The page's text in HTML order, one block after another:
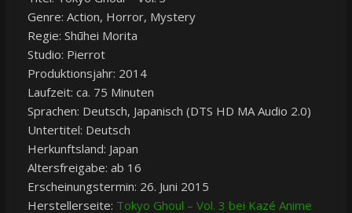
Genre: Action, Horror, Mystery
Regie: Shūhei Morita
Studio: Pierrot
Produktionsjahr: 2014
Laufzeit: ca. 75 Minuten
Sprachen: Deutsch, Japanisch (DTS HD MA Audio 2.0)
Untertitel: Deutsch
Herkunftsland: Japan
Altersfreigabe: ab 16
Erscheinungstermin: 26. Juni 2015
Herstellerseite: Tokyo Ghoul – Vol. 3 bei Kazé Anime